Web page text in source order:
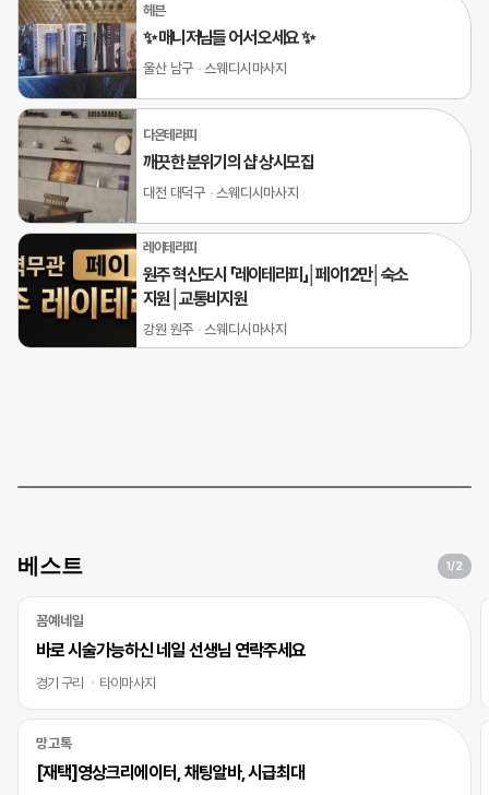
헤븐
✨ 매니저님들 어서 오세요 ✨
울산 남구 스웨디시마사지
다온테라피
깨끗한 분위기의 샵 상시모집
대전 대덕구 스웨디시마사지
레이테라피
원주 혁신도시 「레이테라피」│페이12만│숙소
지원│교통비지원
강원 원주 스웨디시마사지
베스트 1/2
꼼예네일
바로 시술가능하신 네일 선생님 연락주세요
경기 구리 타이마사지
망고톡
[재택]영상크리에이터, 채팅알바, 시급최대